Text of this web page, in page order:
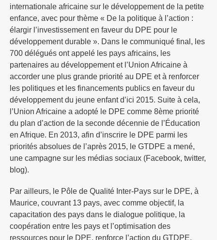
internationale africaine sur le développement de la petite
enfance, avec pour thème « De la politique à l’action :
élargir l’investissement en faveur du DPE pour le
développement durable ». Dans le communiqué final, les
700 délégués ont appelé les pays africains, les
partenaires au développement et l’Union Africaine à
accorder une plus grande priorité au DPE et à renforcer
les politiques et les financements publics en faveur du
développement du jeune enfant d’ici 2015. Suite à cela,
l’Union Africaine a adopté le DPE comme 8ème priorité
du plan d’action de la seconde décennie de l’Éducation
en Afrique. En 2013, afin d’inscrire le DPE parmi les
priorités absolues de l’après 2015, le GTDPE a mené,
une campagne sur les médias sociaux (Facebook, twitter,
blog).
Par ailleurs, le Pôle de Qualité Inter-Pays sur le DPE, à
Maurice, couvrant 13 pays, avec comme objectif, la
capacitation des pays dans le dialogue politique, la
coopération entre les pays et l’optimisation des
ressources pour le DPE, renforce l’action du GTDPE.